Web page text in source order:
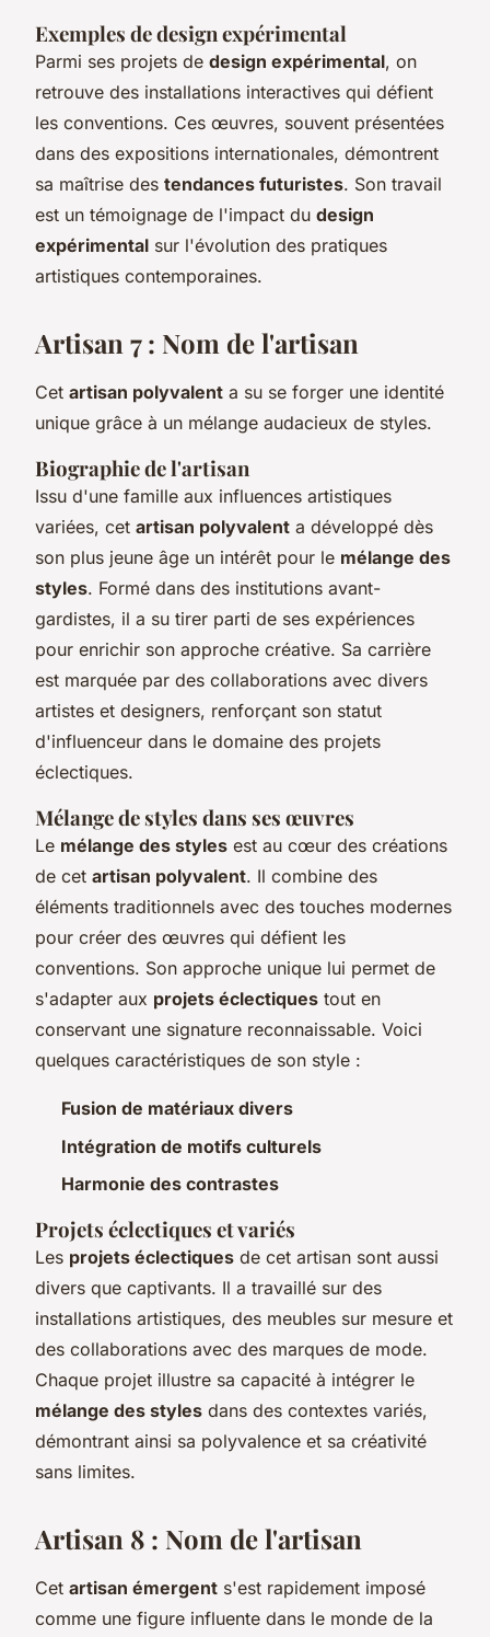
Exemples de design expérimental
Parmi ses projets de design expérimental, on
retrouve des installations interactives qui défient
les conventions. Ces œuvres, souvent présentées
dans des expositions internationales, démontrent
sa maîtrise des tendances futuristes. Son travail
est un témoignage de l'impact du design
expérimental sur l'évolution des pratiques
artistiques contemporaines.
Artisan 7 : Nom de l'artisan
Cet artisan polyvalent a su se forger une identité
unique grâce à un mélange audacieux de styles.
Biographie de l'artisan
Issu d'une famille aux influences artistiques
variées, cet artisan polyvalent a développé dès
son plus jeune âge un intérêt pour le mélange des
styles. Formé dans des institutions avant-
gardistes, il a su tirer parti de ses expériences
pour enrichir son approche créative. Sa carrière
est marquée par des collaborations avec divers
artistes et designers, renforçant son statut
d'influenceur dans le domaine des projets
éclectiques.
Mélange de styles dans ses œuvres
Le mélange des styles est au cœur des créations
de cet artisan polyvalent. Il combine des
éléments traditionnels avec des touches modernes
pour créer des œuvres qui défient les
conventions. Son approche unique lui permet de
s'adapter aux projets éclectiques tout en
conservant une signature reconnaissable. Voici
quelques caractéristiques de son style :
Fusion de matériaux divers
Intégration de motifs culturels
Harmonie des contrastes
Projets éclectiques et variés
Les projets éclectiques de cet artisan sont aussi
divers que captivants. Il a travaillé sur des
installations artistiques, des meubles sur mesure et
des collaborations avec des marques de mode.
Chaque projet illustre sa capacité à intégrer le
mélange des styles dans des contextes variés,
démontrant ainsi sa polyvalence et sa créativité
sans limites.
Artisan 8 : Nom de l'artisan
Cet artisan émergent s'est rapidement imposé
comme une figure influente dans le monde de la